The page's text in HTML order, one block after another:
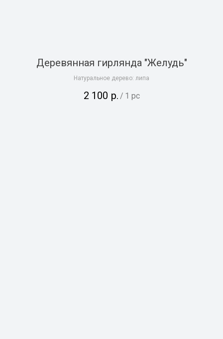
Деревянная гирлянда "Желудь"
Натуральное дерево: липа
2 100 р. / 1 pc